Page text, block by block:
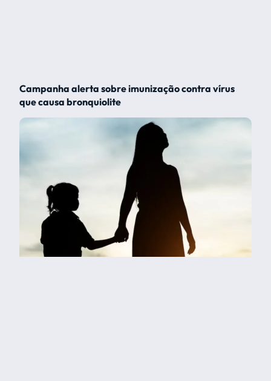
Campanha alerta sobre imunização contra vírus
que causa bronquiolite